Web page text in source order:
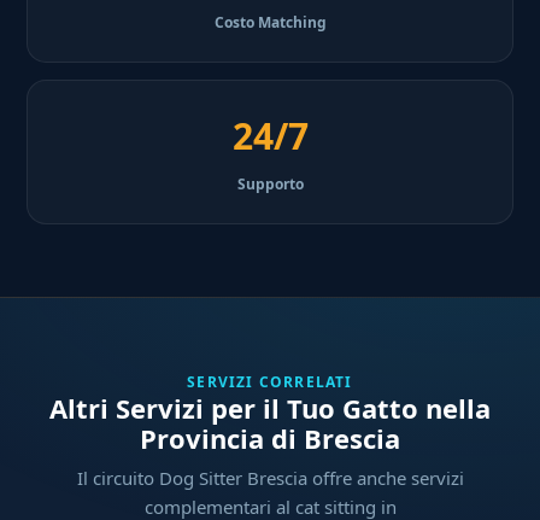
Costo Matching
24/7
Supporto
SERVIZI CORRELATI
Altri Servizi per il Tuo Gatto nella
Provincia di Brescia
Il circuito Dog Sitter Brescia offre anche servizi
complementari al cat sitting in